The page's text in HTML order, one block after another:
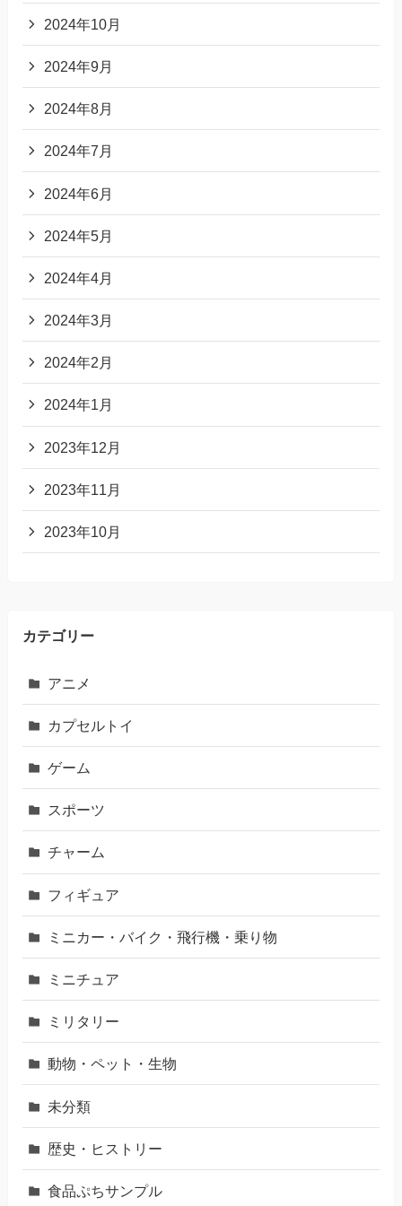
2024年10月
2024年9月
2024年8月
2024年7月
2024年6月
2024年5月
2024年4月
2024年3月
2024年2月
2024年1月
2023年12月
2023年11月
2023年10月
カテゴリー
アニメ
カプセルトイ
ゲーム
スポーツ
チャーム
フィギュア
ミニカー・バイク・飛行機・乗り物
ミニチュア
ミリタリー
動物・ペット・生物
未分類
歴史・ヒストリー
食品ぷちサンプル